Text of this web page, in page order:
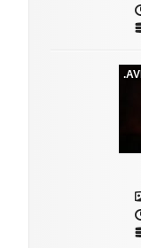
.AVI